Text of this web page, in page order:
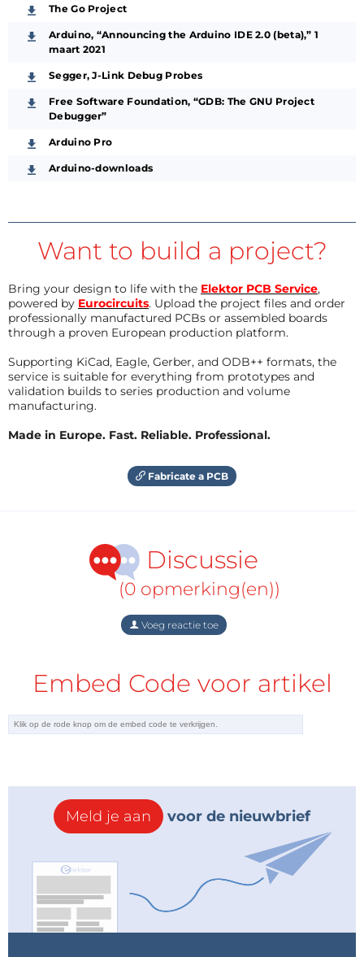
The Go Project
Arduino, “Announcing the Arduino IDE 2.0 (beta),” 1
maart 2021
Segger, J-Link Debug Probes
Free Software Foundation, “GDB: The GNU Project
Debugger”
Arduino Pro
Arduino-downloads
Want to build a project?
Bring your design to life with the Elektor PCB Service,
powered by Eurocircuits. Upload the project files and order
professionally manufactured PCBs or assembled boards
through a proven European production platform.
Supporting KiCad, Eagle, Gerber, and ODB++ formats, the
service is suitable for everything from prototypes and
validation builds to series production and volume
manufacturing.
Made in Europe. Fast. Reliable. Professional.
Fabricate a PCB
Discussie
(0 opmerking(en))
Voeg reactie toe
Embed Code voor artikel
Meld je aan voor de nieuwbrief